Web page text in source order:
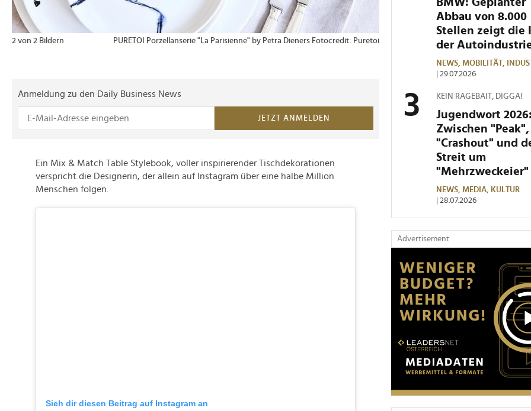
2 von 2 Bildern PURETOI Porzellanserie "La Parisienne" by Petra Dieners Fotocredit: Puretoi 1 von 2 Bildern
Petra Dieners feiert
Foto: Buchtitel Stella
Anmeldung zu den Daily Business News
JETZT ANMELDEN
Ein Mix & Match Table Stylebook, voller inspirierender Tischdekorationen
verspricht die Designerin, der allein auf Instagram über eine halbe Million
Menschen folgen.
Sieh dir diesen Beitrag auf Instagram an
Abbau von 8.000
Stellen zeigt die
der
NEWS, MOBILITÄT,
| 29.07.2026
KEIN RAGEBAIT, DIGGA!
Jugendwort 2026:
Zwischen "Peak",
"Crashout" und
Streit um
"Mehrzweckeier"
NEWS, MEDIA,
KULTUR
| 28.07.2026
Advertisement